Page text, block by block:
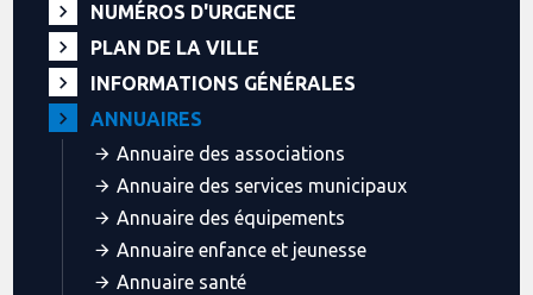
NUMÉROS D'URGENCE
PLAN DE LA VILLE
INFORMATIONS GÉNÉRALES
ANNUAIRES
Annuaire des associations
Annuaire des services municipaux
Annuaire des équipements
Annuaire enfance et jeunesse
Annuaire santé